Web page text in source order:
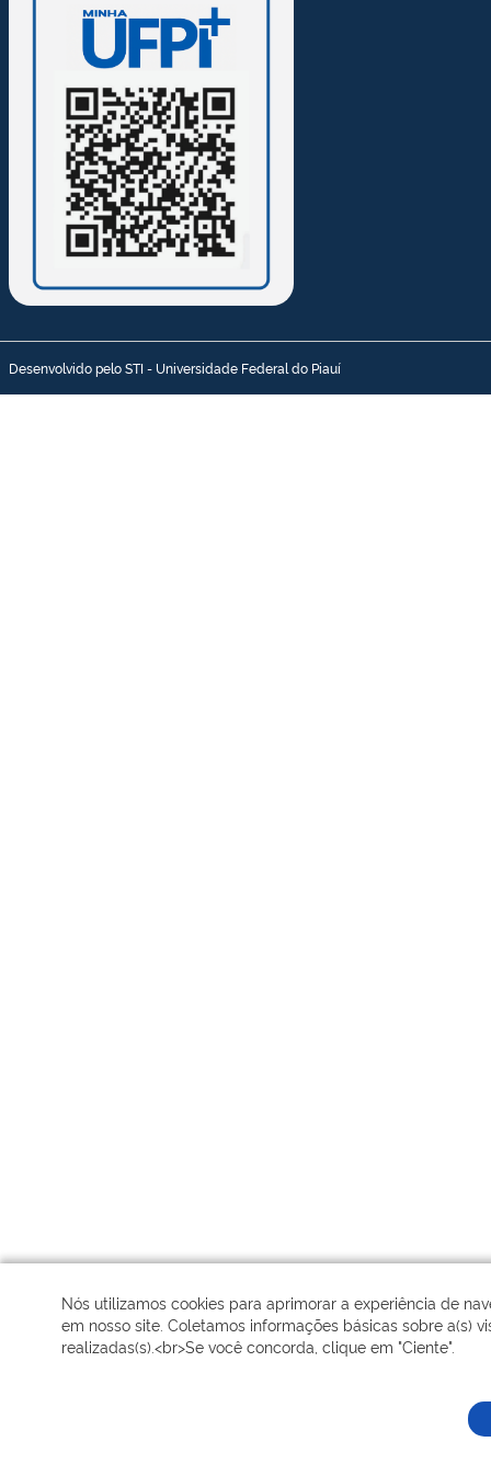
Desenvolvido pelo STI - Universidade Federal do Piauí
Nós utilizamos cookies para aprimorar a experiência de
em nosso site. Coletamos informações básicas sobre a(s)
realizadas(s).<br>Se você concorda, clique em "Ciente".